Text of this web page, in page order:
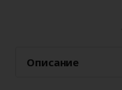
Описание